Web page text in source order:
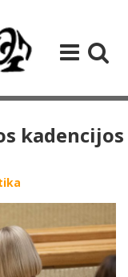
kadencijos